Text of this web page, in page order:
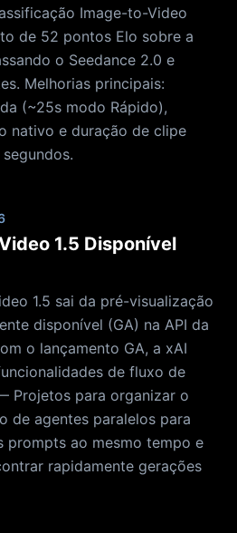
Image-to-Video
de 52 pontos Elo sobre a
o Seedance 2.0 e
Melhorias principais:
(~25s modo Rápido),
nativo e duração de clipe
1.5 Disponível
1.5 sai da pré-visualização
disponível (GA) na API da
o lançamento GA, a xAI
de fluxo de
Projetos para organizar o
de agentes paralelos para
prompts ao mesmo tempo e
rapidamente gerações